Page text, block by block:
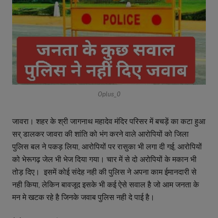
Oplus_0
जावरा। शहर के श्री जागनाथ महादेव मंदिर परिसर में बचड़ें का कटा हुआ
सर् डालकर जावरा की शांति को भंग करने वाले आरोपियों को जिला
पुलिस बल ने पकड़ लिया, आरोपियों पर रासुका भी लगा दी गई, आरोपियों
को भेरूगढ़ जेल भी भेज दिया गया। चार में से दो अरोपियों के मकान भी
तोड़ दिए। इसमें कोई संदेह नही की पुलिस ने अपना काम ईमानदारी से
नही किया, लेकिन बावजूद इसके भी कई ऐसे सवाल है जो आम जनता के
मन मे खटक रहे है जिनके जवाब पुलिस नही दे पाई है।